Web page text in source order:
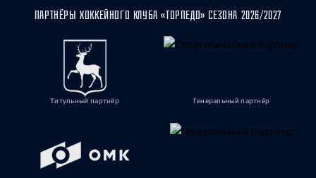
ПАРТНЁРЫ ХОККЕЙНОГО КЛУБА «ТОРПЕДО» СЕЗОНА 2026/2027
Титульный партнёр Генеральный партнёр